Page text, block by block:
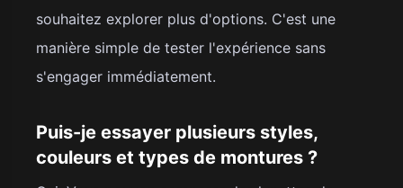
souhaitez explorer plus d'options. C'est une
manière simple de tester l'expérience sans
s'engager immédiatement.
Puis-je essayer plusieurs styles,
couleurs et types de montures ?